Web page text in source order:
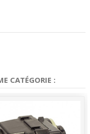
CATÉGORIE :